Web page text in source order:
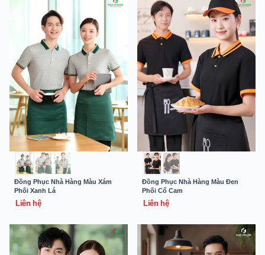
Đồng Phục Nhà Hàng Màu Xám
Phối Xanh Lá
Liên hệ
Đồng Phục Nhà Hàng Màu Đen
Phối Cổ Cam
Liên hệ